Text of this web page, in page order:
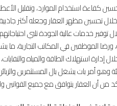
كفاءة استخدام الموارد، وتقليل
تحسين مظهر العقار وجعله أكثر
خدمات عالية الجودة تلبي
ورضا الموظفين في المكاتب التجارية،
إدارة استهلاك الطاقة والمياه
وهو أمر بات يشغل بال المستثمرين
من أن العقار يتوافق مع جميع القوانين